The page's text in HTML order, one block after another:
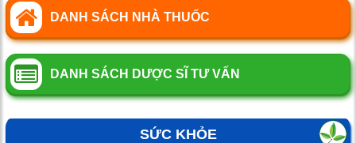
DANH SÁCH NHÀ THUỐC
DANH SÁCH DƯỢC SĨ TƯ VẤN
SỨC KHỎE